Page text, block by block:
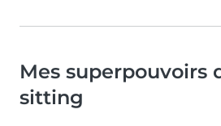
Mes superpouvoirs
sitting